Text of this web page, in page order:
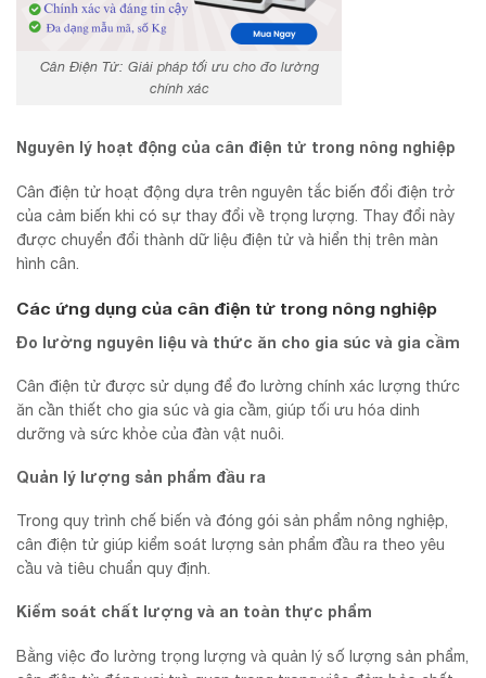
Cân Điện Tử: Giải pháp tối ưu cho đo lường
chính xác
Nguyên lý hoạt động của cân điện tử trong nông nghiệp
Cân điện tử hoạt động dựa trên nguyên tắc biến đổi điện trở
của cảm biến khi có sự thay đổi về trọng lượng. Thay đổi này
được chuyển đổi thành dữ liệu điện tử và hiển thị trên màn
hình cân.
Các ứng dụng của cân điện tử trong nông nghiệp
Đo lường nguyên liệu và thức ăn cho gia súc và gia cầm
Cân điện tử được sử dụng để đo lường chính xác lượng thức
ăn cần thiết cho gia súc và gia cầm, giúp tối ưu hóa dinh
dưỡng và sức khỏe của đàn vật nuôi.
Quản lý lượng sản phẩm đầu ra
Trong quy trình chế biến và đóng gói sản phẩm nông nghiệp,
cân điện tử giúp kiểm soát lượng sản phẩm đầu ra theo yêu
cầu và tiêu chuẩn quy định.
Kiểm soát chất lượng và an toàn thực phẩm
Bằng việc đo lường trọng lượng và quản lý số lượng sản phẩm,